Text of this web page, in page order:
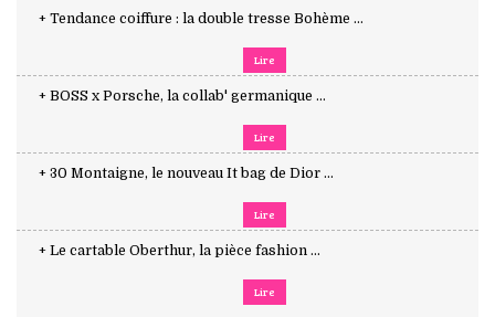
+ Tendance coiffure : la double tresse Bohème ...
Lire
+ BOSS x Porsche, la collab' germanique ...
Lire
+ 30 Montaigne, le nouveau It bag de Dior ...
Lire
+ Le cartable Oberthur, la pièce fashion ...
Lire